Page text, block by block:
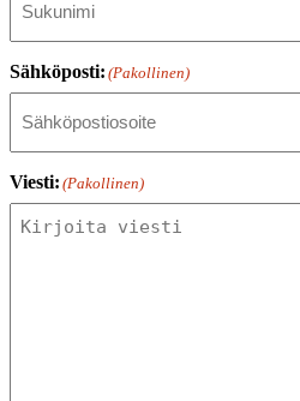
Sähköposti: (Pakollinen)
Viesti: (Pakollinen)